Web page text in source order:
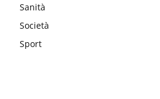
Sanità
Società
Sport